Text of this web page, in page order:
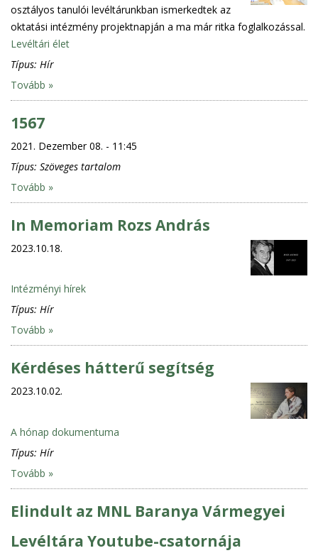
osztályos tanulói levéltárunkban ismerkedtek az
oktatási intézmény projektnapján a ma már ritka foglalkozással.
Levéltári élet
Típus: Hír
Tovább »
1567
2021. Dezember 08. - 11:45
Típus: Szöveges tartalom
Tovább »
In Memoriam Rozs András
2023.10.18.
Intézményi hírek
Típus: Hír
Tovább »
Kérdéses hátterű segítség
2023.10.02.
A hónap dokumentuma
Típus: Hír
Tovább »
Elindult az MNL Baranya Vármegyei
Levéltára Youtube-csatornája